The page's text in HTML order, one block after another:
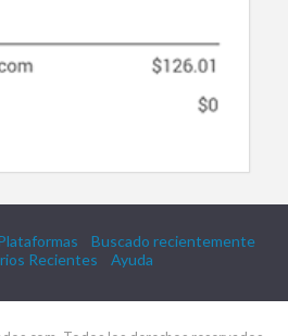
Buscado recientemente
Recientes
Ayuda